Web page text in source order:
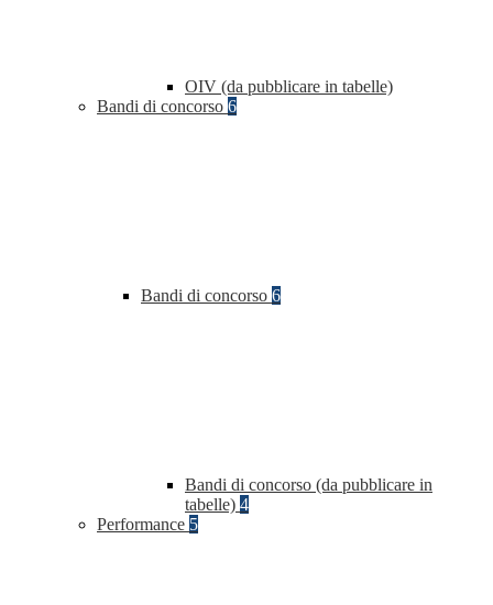
OIV (da pubblicare in tabelle)
Bandi di concorso 6
Bandi di concorso 6
Bandi di concorso (da pubblicare in
tabelle) 4
Performance 5